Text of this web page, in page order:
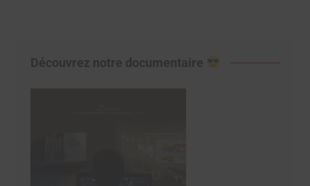
Découvrez notre documentaire